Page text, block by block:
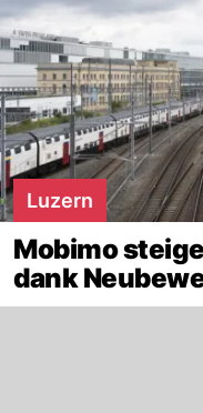
Luzern
Mobimo
dank